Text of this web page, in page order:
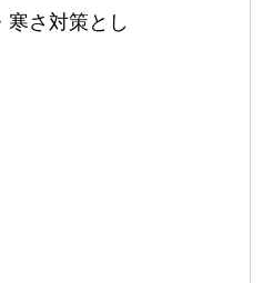
さ対策とし